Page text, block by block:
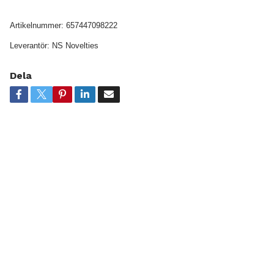
Artikelnummer: 657447098222
Leverantör: NS Novelties
Dela